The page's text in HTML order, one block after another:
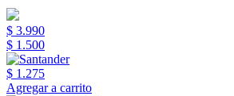
$ 3.990
$ 1.500
$ 1.275
Agregar a carrito